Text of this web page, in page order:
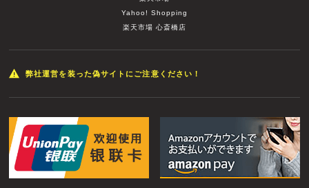
Yahoo! Shopping
楽天市場 心斎橋店
弊社運営を装った偽サイトにご注意ください！